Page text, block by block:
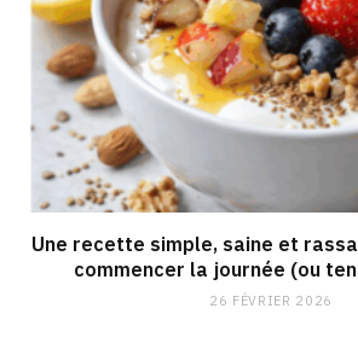
Une recette simple, saine et
commencer la journée (ou
26 FÉVRIER 2026